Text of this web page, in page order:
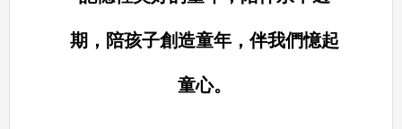
期，陪孩子創造童年，伴我們憶起
童心。